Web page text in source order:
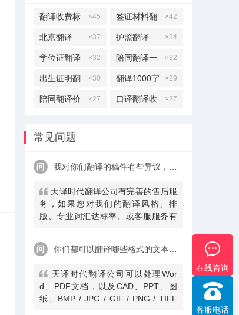
×45
翻译收费标
准
×42
签证材料翻
译
×37
北京翻译 ×34
护照翻译
×32
学位证翻译 ×32
陪同翻译一
天多少钱
×30
出生证明翻
译
×29
翻译1000字
多少钱
×27
陪同翻译价
×27
口译翻译收
常见问题
天译时代翻译公司有完善的售后服
务，如果您对我们的翻译风格、排
版、专业词汇达标率、或客服服务有
司提供及时服务反馈，一直到让您满
意为止。
天译时代翻译公司可以处理Wor
d、PDF文档，以及CAD、PPT、图
纸、BMP / JPG / GIF / PNG / TIFF
在线咨询
客服电话